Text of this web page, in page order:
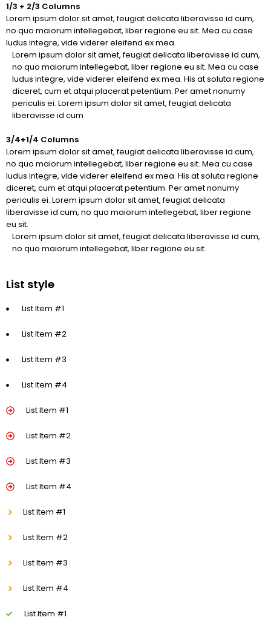
1/3 + 2/3 Columns
Lorem ipsum dolor sit amet, feugiat delicata liberavisse id cum,
no quo maiorum intellegebat, liber regione eu sit. Mea cu case
ludus integre, vide viderer eleifend ex mea.
Lorem ipsum dolor sit amet, feugiat delicata liberavisse id cum,
no quo maiorum intellegebat, liber regione eu sit. Mea cu case
ludus integre, vide viderer eleifend ex mea. His at soluta regione
diceret, cum et atqui placerat petentium. Per amet nonumy
periculis ei. Lorem ipsum dolor sit amet, feugiat delicata
liberavisse id cum
3/4+1/4 Columns
Lorem ipsum dolor sit amet, feugiat delicata liberavisse id cum,
no quo maiorum intellegebat, liber regione eu sit. Mea cu case
ludus integre, vide viderer eleifend ex mea. His at soluta regione
diceret, cum et atqui placerat petentium. Per amet nonumy
periculis ei. Lorem ipsum dolor sit amet, feugiat delicata
liberavisse id cum, no quo maiorum intellegebat, liber regione
eu sit.
Lorem ipsum dolor sit amet, feugiat delicata liberavisse id cum,
no quo maiorum intellegebat, liber regione eu sit.
List style
List Item #1
List Item #2
List Item #3
List Item #4
List Item #1
List Item #2
List Item #3
List Item #4
List Item #1
List Item #2
List Item #3
List Item #4
List Item #1